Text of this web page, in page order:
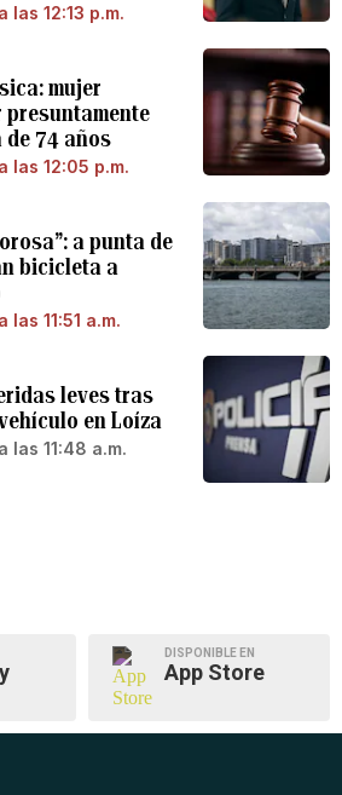
12:13 p.m.
mujer
de 74 años
las 12:05 p.m.
a punta de
bicicleta a
11:51 a.m.
leves tras
en Loíza
las 11:48 a.m.
DISPONIBLE EN
App Store